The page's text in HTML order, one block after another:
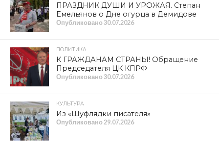
ПРАЗДНИК ДУШИ И УРОЖАЯ. Степан
Емельянов о Дне огурца в Демидове
Опубликовано30.07.2026
ПОЛИТИКА
К ГРАЖДАНАМ СТРАНЫ! Обращение
Председателя ЦК КПРФ
Опубликовано30.07.2026
КУЛЬТУРА
Из «Шуфлядки писателя»
Опубликовано 29.07.2026